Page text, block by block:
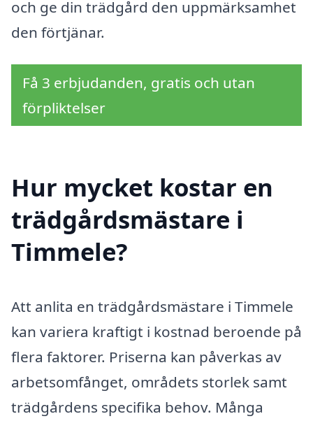
och ge din trädgård den uppmärksamhet
den förtjänar.
Få 3 erbjudanden, gratis och utan
förpliktelser
Hur mycket kostar en
trädgårdsmästare i
Timmele?
Att anlita en trädgårdsmästare i Timmele
kan variera kraftigt i kostnad beroende på
flera faktorer. Priserna kan påverkas av
arbetsomfånget, områdets storlek samt
trädgårdens specifika behov. Många